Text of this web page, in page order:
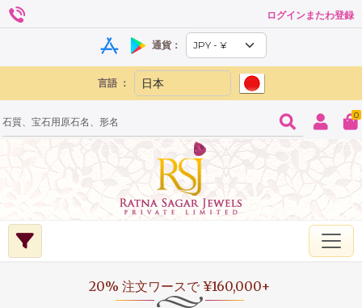
ログインまたわ登録
通貨：
言語 ：
0
20% 注文ワースで ¥160,000+